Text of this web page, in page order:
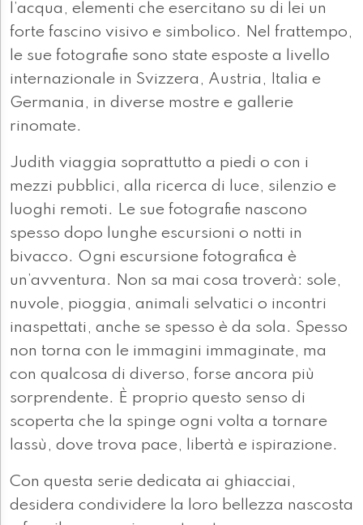
l’acqua, elementi che esercitano su di lei un
forte fascino visivo e simbolico. Nel frattempo,
le sue fotografie sono state esposte a livello
internazionale in Svizzera, Austria, Italia e
Germania, in diverse mostre e gallerie
rinomate.
Judith viaggia soprattutto a piedi o con i
mezzi pubblici, alla ricerca di luce, silenzio e
luoghi remoti. Le sue fotografie nascono
spesso dopo lunghe escursioni o notti in
bivacco. Ogni escursione fotografica è
un’avventura. Non sa mai cosa troverà: sole,
nuvole, pioggia, animali selvatici o incontri
inaspettati, anche se spesso è da sola. Spesso
non torna con le immagini immaginate, ma
con qualcosa di diverso, forse ancora più
sorprendente. È proprio questo senso di
scoperta che la spinge ogni volta a tornare
lassù, dove trova pace, libertà e ispirazione.
Con questa serie dedicata ai ghiacciai,
desidera condividere la loro bellezza nascosta